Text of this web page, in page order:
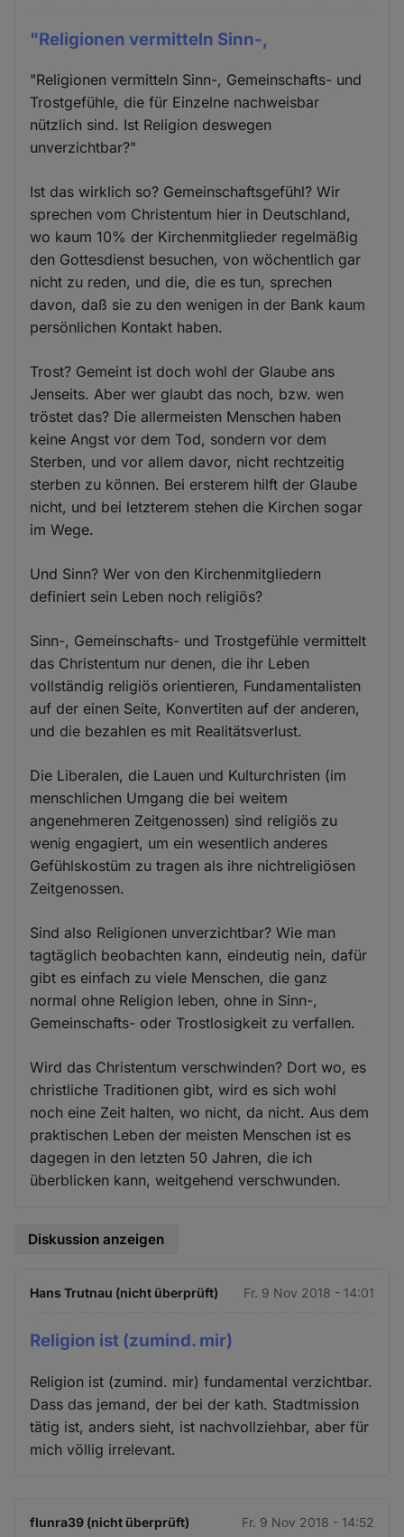
"Religionen vermitteln Sinn-,
"Religionen vermitteln Sinn-, Gemeinschafts- und
Trostgefühle, die für Einzelne nachweisbar
nützlich sind. Ist Religion deswegen
unverzichtbar?"
Ist das wirklich so? Gemeinschaftsgefühl? Wir
sprechen vom Christentum hier in Deutschland,
wo kaum 10% der Kirchenmitglieder regelmäßig
den Gottesdienst besuchen, von wöchentlich gar
nicht zu reden, und die, die es tun, sprechen
davon, daß sie zu den wenigen in der Bank kaum
persönlichen Kontakt haben.
Trost? Gemeint ist doch wohl der Glaube ans
Jenseits. Aber wer glaubt das noch, bzw. wen
tröstet das? Die allermeisten Menschen haben
keine Angst vor dem Tod, sondern vor dem
Sterben, und vor allem davor, nicht rechtzeitig
sterben zu können. Bei ersterem hilft der Glaube
nicht, und bei letzterem stehen die Kirchen sogar
im Wege.
Und Sinn? Wer von den Kirchenmitgliedern
definiert sein Leben noch religiös?
Sinn-, Gemeinschafts- und Trostgefühle vermittelt
das Christentum nur denen, die ihr Leben
vollständig religiös orientieren, Fundamentalisten
auf der einen Seite, Konvertiten auf der anderen,
und die bezahlen es mit Realitätsverlust.
Die Liberalen, die Lauen und Kulturchristen (im
menschlichen Umgang die bei weitem
angenehmeren Zeitgenossen) sind religiös zu
wenig engagiert, um ein wesentlich anderes
Gefühlskostüm zu tragen als ihre nichtreligiösen
Zeitgenossen.
Sind also Religionen unverzichtbar? Wie man
tagtäglich beobachten kann, eindeutig nein, dafür
gibt es einfach zu viele Menschen, die ganz
normal ohne Religion leben, ohne in Sinn-,
Gemeinschafts- oder Trostlosigkeit zu verfallen.
Wird das Christentum verschwinden? Dort wo, es
christliche Traditionen gibt, wird es sich wohl
noch eine Zeit halten, wo nicht, da nicht. Aus dem
praktischen Leben der meisten Menschen ist es
dagegen in den letzten 50 Jahren, die ich
überblicken kann, weitgehend verschwunden.
Diskussion anzeigen
Hans Trutnau (nicht überprüft) Fr. 9 Nov 2018 - 14:01
Religion ist (zumind. mir)
Religion ist (zumind. mir) fundamental verzichtbar.
Dass das jemand, der bei der kath. Stadtmission
tätig ist, anders sieht, ist nachvollziehbar, aber für
mich völlig irrelevant.
flunra39 (nicht überprüft) Fr. 9 Nov 2018 - 14:52